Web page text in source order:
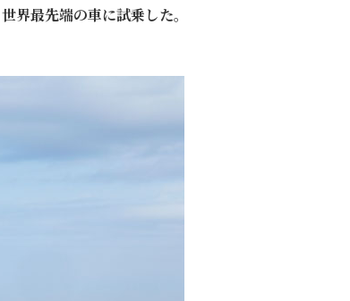
界最先端の車に試乗した。